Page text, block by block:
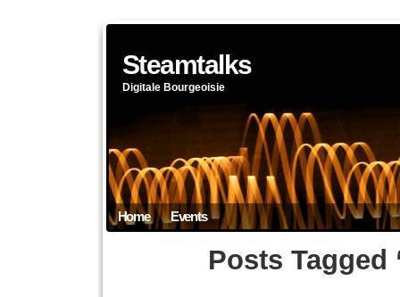
Steamtalks
Digitale Bourgeoisie
Home Events
Posts